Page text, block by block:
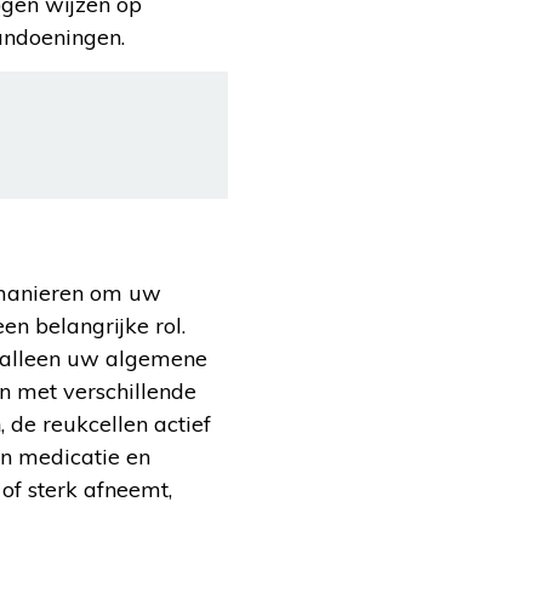
om uw
belangrijke rol.
uw algemene
met verschillende
de reukcellen actief
medicatie en
sterk afneemt,